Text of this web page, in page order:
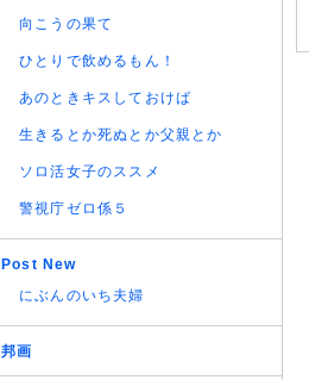
向こうの果て
ひとりで飲めるもん！
あのときキスしておけば
生きるとか死ぬとか父親とか
ソロ活女子のススメ
警視庁ゼロ係５
Post New
にぶんのいち夫婦
邦画